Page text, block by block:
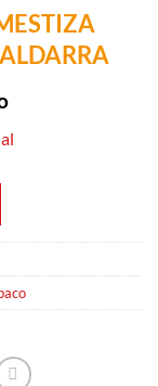
Añadir a
Lista de
Compras